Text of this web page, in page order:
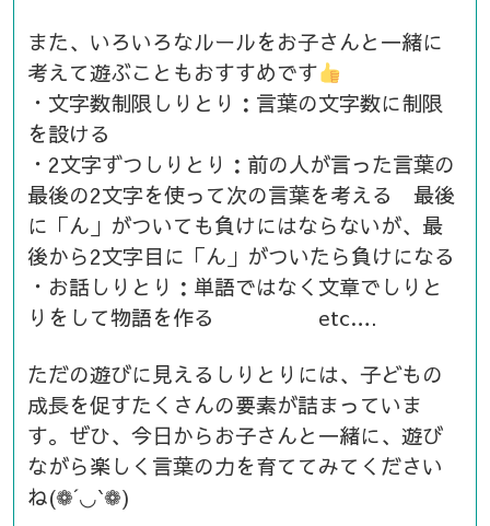
また、いろいろなルールをお子さんと一緒に
考えて遊ぶこともおすすめです
・文字数制限しりとり：言葉の文字数に制限
を設ける
・2文字ずつしりとり：前の人が言った言葉の
最後の2文字を使って次の言葉を考える 最後
に「ん」がついても負けにはならないが、最
後から2文字目に「ん」がついたら負けになる
・お話しりとり：単語ではなく文章でしりと
りをして物語を作る etc….
ただの遊びに見えるしりとりには、子どもの
成長を促すたくさんの要素が詰まっていま
す。ぜひ、今日からお子さんと一緒に、遊び
ながら楽しく言葉の力を育ててみてください
ね(❁´◡`❁)